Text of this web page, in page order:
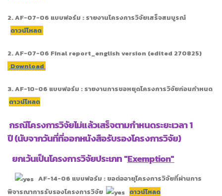
2.AF-07-06 แบบฟอร์ม : รายงานโครงการวิจัยเสร็จสมบูรณ์
ดาวน์โหลด
2.AF-07-06 Final report_english version (edited 270825)
Download
3.AF-10-06 แบบฟอร์ม : รายงานการขอหยุดโครงการวิจัยก่อนกำหนด
ดาวน์โหลด
กรณีโครงการวิจัยไม่แล้วเสร็จตามกำหนดระยะเวลา 1
ปี (นับจากวันที่ที่ออกหนังสือรับรองโครงการวิจัย)
ยกเว้นเป็นโครงการวิจัยประเภท "Exemption"
AF-14-06 แบบฟอร์ม : ขอต่ออายุโครงการวิจัยที่ผ่านการ
พิจารณาการรับรองโครงการวิจัย
ดาวน์โหลด